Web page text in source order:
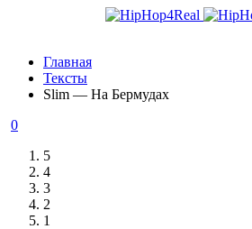
Главная
Тексты
Slim — На Бермудах
0
5
4
3
2
1